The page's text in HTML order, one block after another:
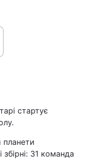
стартує
планети
31 команда